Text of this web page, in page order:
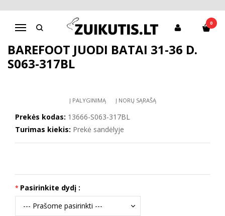
Navigacija
0
Pagrindinis
D.D.Step batai berniukams
Barefoot juodi batai 31-36 d. S063-317BL
BAREFOOT JUODI BATAI 31-36 D.
S063-317BL
Į PALYGINIMĄ Į NORŲ SĄRAŠĄ
Prekės kodas: 13666-S063-317BL
Turimas kiekis: Prekė sandėlyje
Pasirinkite dydį :